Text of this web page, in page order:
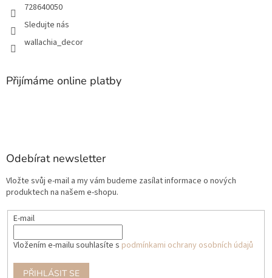
728640050
Sledujte nás
wallachia_decor
Přijímáme online platby
Odebírat newsletter
Vložte svůj e-mail a my vám budeme zasílat informace o nových
produktech na našem e-shopu.
E-mail
Vložením e-mailu souhlasíte s podmínkami ochrany osobních údajů
PŘIHLÁSIT SE